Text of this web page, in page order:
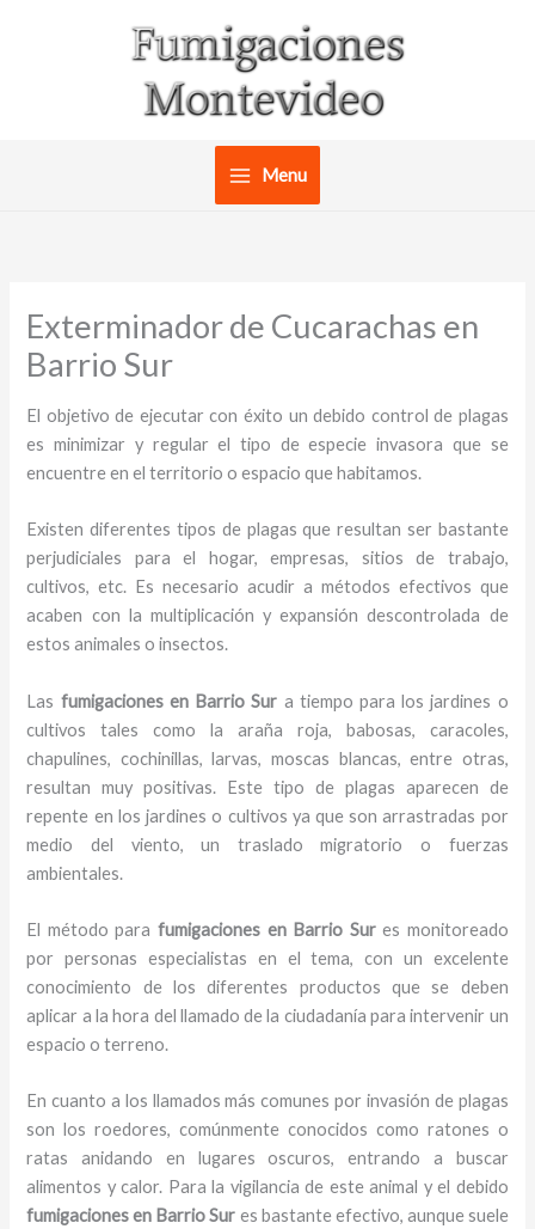
Menu
Exterminador de Cucarachas en
Barrio Sur
El objetivo de ejecutar con éxito un debido control de plagas
es minimizar y regular el tipo de especie invasora que se
encuentre en el territorio o espacio que habitamos.
Existen diferentes tipos de plagas que resultan ser bastante
perjudiciales para el hogar, empresas, sitios de trabajo,
cultivos, etc. Es necesario acudir a métodos efectivos que
acaben con la multiplicación y expansión descontrolada de
estos animales o insectos.
Las fumigaciones en Barrio Sur a tiempo para los jardines o
cultivos tales como la araña roja, babosas, caracoles,
chapulines, cochinillas, larvas, moscas blancas, entre otras,
resultan muy positivas. Este tipo de plagas aparecen de
repente en los jardines o cultivos ya que son arrastradas por
medio del viento, un traslado migratorio o fuerzas
ambientales.
El método para fumigaciones en Barrio Sures monitoreado
por personas especialistas en el tema, con un excelente
conocimiento de los diferentes productos que se deben
aplicar a la hora del llamado de la ciudadanía para intervenir un
espacio o terreno.
En cuanto a los llamados más comunes por invasión de plagas
son los roedores, comúnmente conocidos como ratones o
ratas anidando en lugares oscuros, entrando a buscar
alimentos y calor. Para la vigilancia de este animal y el debido
fumigacionesen Barrio Sur es bastante efectivo, aunque suele